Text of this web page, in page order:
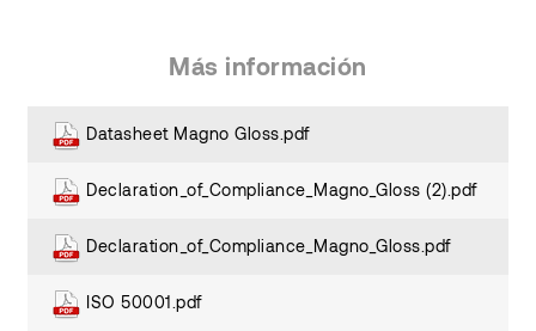
Más información
Datasheet Magno Gloss.pdf
Declaration_of_Compliance_Magno_Gloss (2).pdf
Declaration_of_Compliance_Magno_Gloss.pdf
ISO 50001.pdf